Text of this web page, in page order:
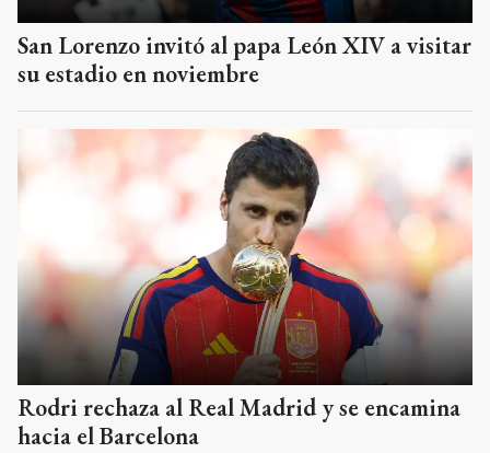
San Lorenzo invitó al papa León XIV a visitar
su estadio en noviembre
Rodri rechaza al Real Madrid y se encamina
hacia el Barcelona